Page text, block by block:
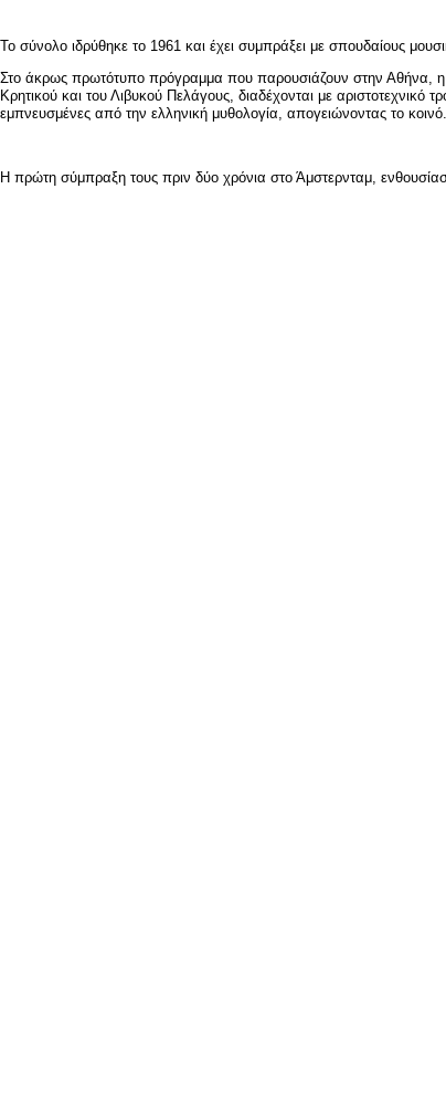
Το σύνολο ιδρύθηκε το 1961 και έχει συμπράξει με σπουδαίους
Στο άκρως πρωτότυπο πρόγραμμα που παρουσιάζουν στην Αθήνα, η
Κρητικού και του Λιβυκού Πελάγους, διαδέχονται με
εμπνευσμένες από την ελληνική μυθολογία, απογειώνοντας το κοινό.
Η πρώτη σύμπραξη τους πριν δύο χρόνια στο Άμστερνταμ,